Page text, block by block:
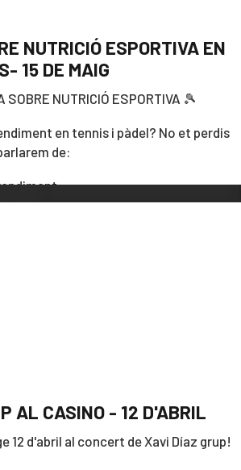
millorar el teu joc, fer nous amics i
inoblidable!
481
💥
NUTRICIÓ ESPORTIVA EN
15 DE MAIG
SOBRE NUTRICIÓ ESPORTIVA 🎾
en tennis i pàdel? No et perdis
de:
25 – 1r pis)
AL CASINO - 12 D'ABRIL
12 d'abril al concert de Xavi Díaz grup!